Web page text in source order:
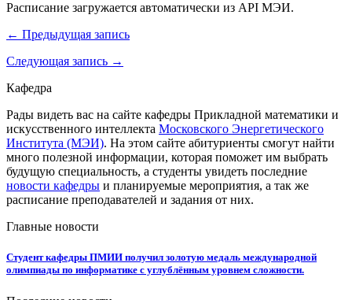
Расписание загружается автоматически из API МЭИ.
← Предыдущая запись
Следующая запись →
Кафедра
Рады видеть вас на сайте кафедры Прикладной математики и
искусственного интеллекта Московского Энергетического
Института (МЭИ). На этом сайте абитуриенты смогут найти
много полезной информации, которая поможет им выбрать
будущую специальность, а студенты увидеть последние
новости кафедры и планируемые мероприятия, а так же
расписание преподавателей и задания от них.
Главные новости
Студент кафедры ПМИИ получил золотую медаль международной
олимпиады по информатике с углублённым уровнем сложности.